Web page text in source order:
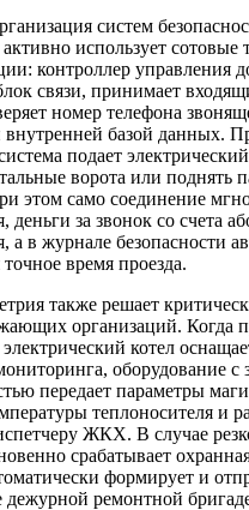
систем
использует сотовые
контроллер управления
связи, принимает
номер телефона
базой данных.
подает
ворота или поднять
этом само соединение
деньги за звонок со счета
а в журнале безопасности
время проезда.
также решает
организаций.
котел
оборудование с
передает параметры
теплоносителя и
ЖКХ. В случае
срабатывает
формирует и
дежурной ремонтной